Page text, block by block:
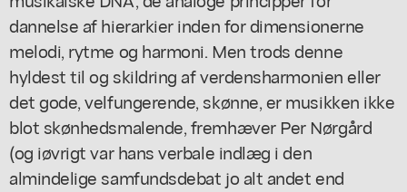
dannelse af hierarkier inden for dimensionerne
melodi, rytme og harmoni. Men trods denne
hyldest til og skildring af verdensharmonien eller
det gode, velfungerende, skønne, er musikken ikke
blot skønhedsmalende, fremhæver Per Nørgård
(og iøvrigt var hans verbale indlæg i den
almindelige samfundsdebat jo alt andet end